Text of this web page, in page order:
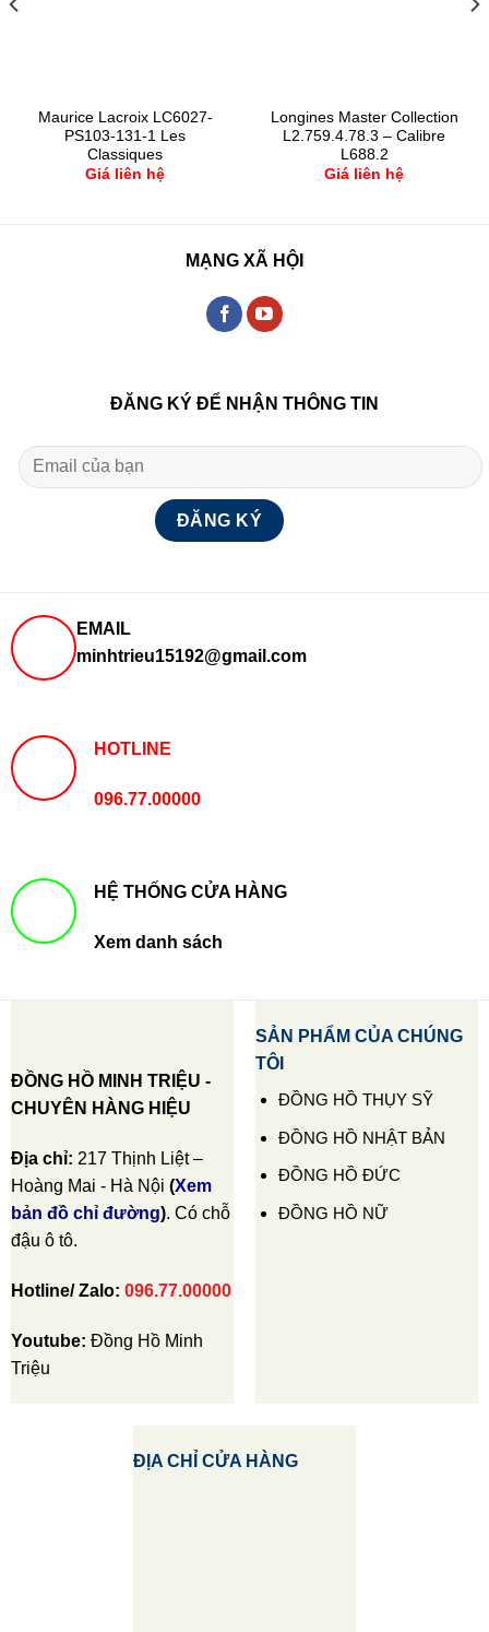
Maurice Lacroix LC6027-
PS103-131-1 Les
Classiques
Giá liên hệ
Longines Master Collection
L2.759.4.78.3 – Calibre
L688.2
Giá liên hệ
MẠNG XÃ HỘI
ĐĂNG KÝ ĐỂ NHẬN THÔNG TIN
EMAIL
minhtrieu15192@gmail.com
HOTLINE
096.77.00000
HỆ THỐNG CỬA HÀNG
Xem danh sách
ĐỒNG HỒ MINH TRIỆU -
CHUYÊN HÀNG HIỆU
Địa chỉ: 217 Thịnh Liệt –
Hoàng Mai - Hà Nội (Xem
bản đồ chỉ đường). Có chỗ
đậu ô tô.
Hotline/ Zalo: 096.77.00000
Youtube: Đồng Hồ Minh
Triệu
SẢN PHẨM CỦA CHÚNG
TÔI
ĐỒNG HỒ THỤY SỸ
ĐỒNG HỒ NHẬT BẢN
ĐỒNG HỒ ĐỨC
ĐỒNG HỒ NỮ
ĐỊA CHỈ CỬA HÀNG